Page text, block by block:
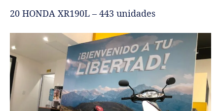
20 HONDA XR190L – 443 unidades